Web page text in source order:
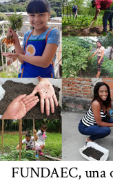
FUNDAEC, una